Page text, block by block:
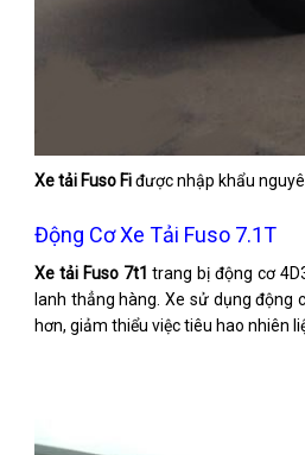
Xe tải Fuso Fiđược nhập khẩu
Động Cơ Xe Tải Fuso 7.1T
Xe tải Fuso 7t1 trang bị động cơ
lanh thẳng hàng. Xe sử dụng động
hơn, giảm thiểu việc tiêu hao nhiên